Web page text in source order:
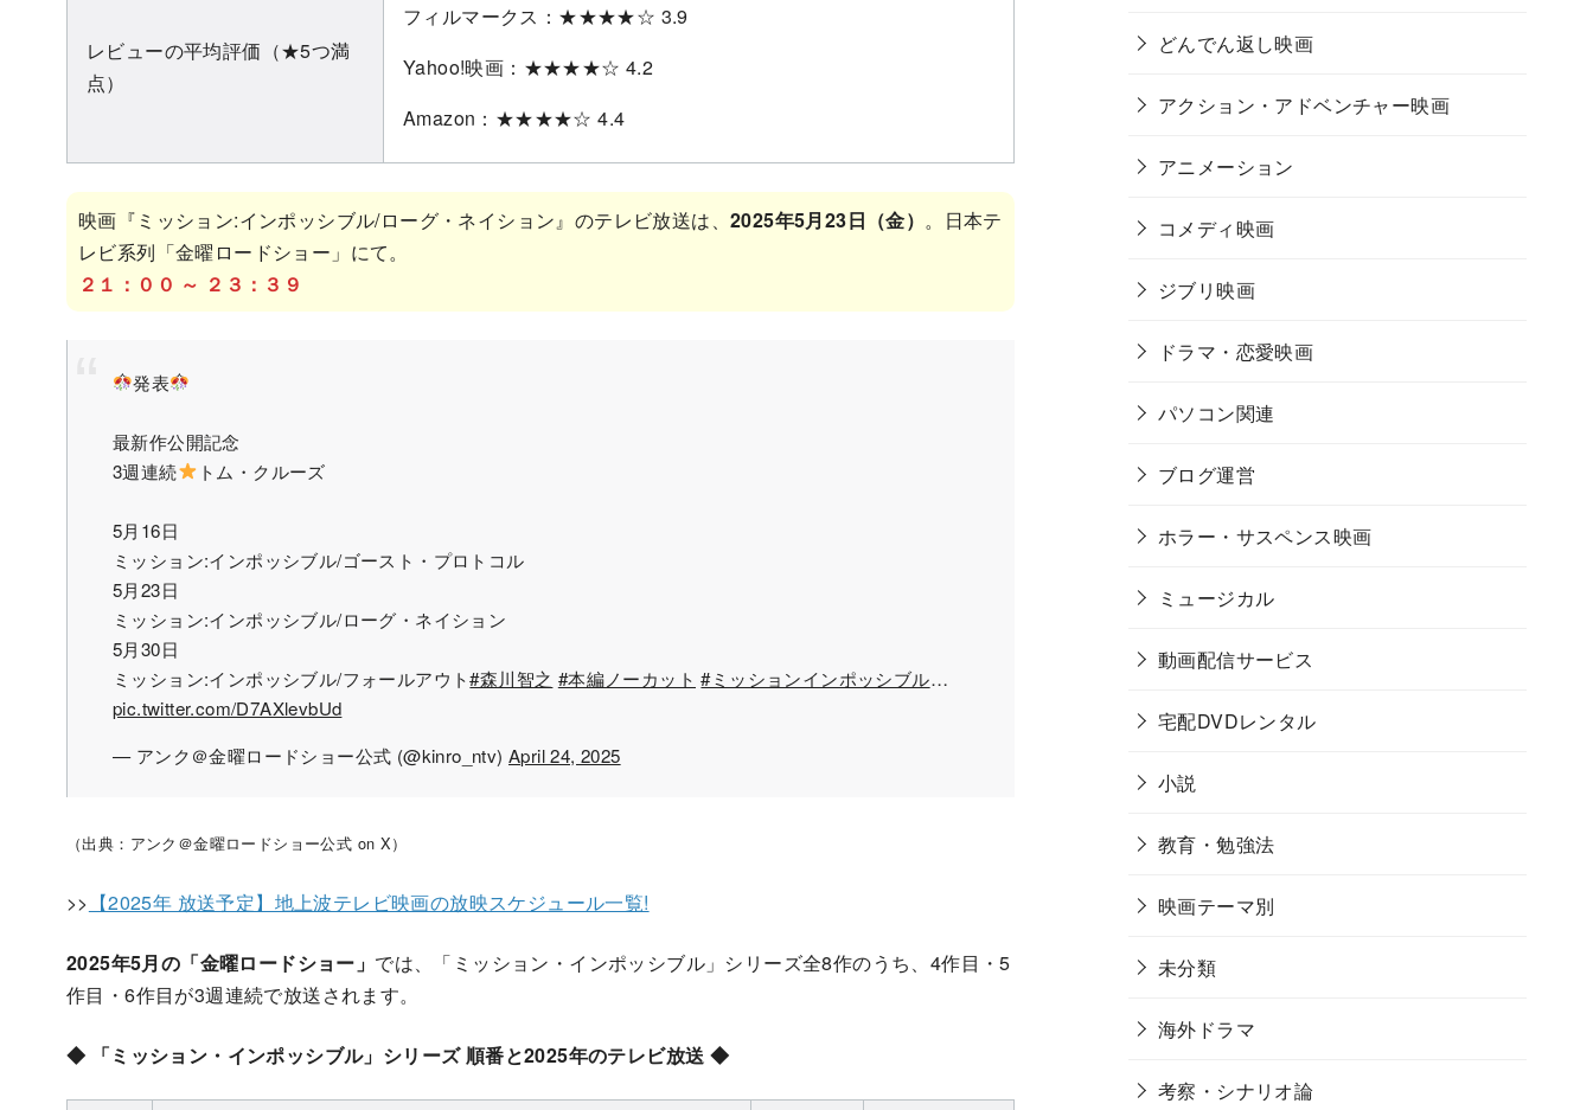
レビューの平均評価（★5つ満
点）
フィルマークス：★★★★☆ 3.9
Yahoo!映画：★★★★☆ 4.2
Amazon：★★★★☆ 4.4
映画『ミッション:インポッシブル/ローグ・ネイション』のテレビ放送は、 2025年5月23日（金） 。日本テ
レビ系列「金曜ロードショー」にて。
２１：００ ～ ２３：３９
発表
最新作公開記念
3週連続
トム・クルーズ
5月16日
ミッション:インポッシブル/ゴースト・プロトコル
5月23日
ミッション:インポッシブル/ローグ・ネイション
5月30日
ミッション:インポッシブル/フォールアウト#森川智之 #本編ノーカット #ミッションインポッシブル…
pic.twitter.com/D7AXlevbUd
— アンク＠金曜ロードショー公式 (@kinro_ntv) April 24, 2025
（出典：アンク＠金曜ロードショー公式 on X）
>> 【2025年 放送予定】地上波テレビ映画の放映スケジュール一覧!
2025年5月の「金曜ロードショー」 では、「ミッション・インポッシブル」シリーズ全8作のうち、4作目・5
作目・6作目が3週連続で放送されます。
◆ 「ミッション・インポッシブル」シリーズ 順番と2025年のテレビ放送 ◆
どんでん返し映画
アクション・アドベンチャー映画
アニメーション
コメディ映画
ジブリ映画
ドラマ・恋愛映画
パソコン関連
ブログ運営
ホラー・サスペンス映画
ミュージカル
動画配信サービス
宅配DVDレンタル
小説
教育・勉強法
映画テーマ別
未分類
海外ドラマ
考察・シナリオ論